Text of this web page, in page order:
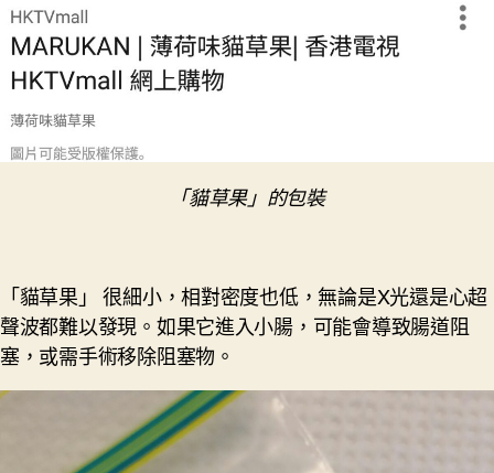
「貓草果」的包裝
「貓草果」 很細小，相對密度也低，無論是X光還是心超
聲波都難以發現。如果它進入小腸，可能會導致腸道阻
塞，或需手術移除阻塞物。